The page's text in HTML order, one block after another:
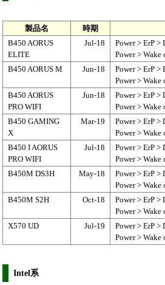
製品名 時期
B450 AORUS
ELITE
Jul-18
Power > ErP >
Power >
B450 AORUS M
Jun-18
Power > ErP >
Power >
B450 AORUS
PRO WIFI
Jun-18
Power > ErP >
Power >
B450 GAMING
X
Mar-19
Power > ErP >
Power >
B450 I AORUS
PRO WIFI
Jul-18
Power > ErP >
Power >
B450M DS3H
May-18
Power > ErP >
Power >
B450M S2H
Oct-18
Power > ErP >
Power >
X570 UD
Jul-19
Power > ErP >
Power >
Intel系